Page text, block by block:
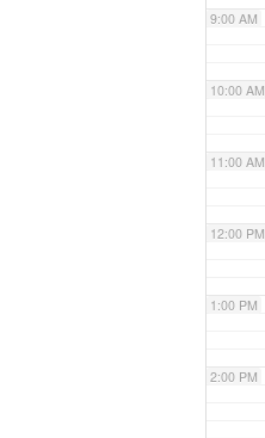
9:00 AM
10:00 AM
11:00 AM
12:00 PM
1:00 PM
2:00 PM